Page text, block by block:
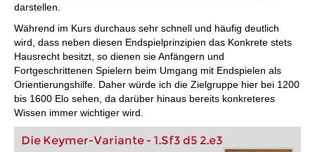
darstellen.
Während im Kurs durchaus sehr schnell und häufig deutlich
wird, dass neben diesen Endspielprinzipien das Konkrete stets
Hausrecht besitzt, so dienen sie Anfängern und
Fortgeschrittenen Spielern beim Umgang mit Endspielen als
Orientierungshilfe. Daher würde ich die Zielgruppe hier bei 1200
bis 1600 Elo sehen, da darüber hinaus bereits konkreteres
Wissen immer wichtiger wird.
Die Keymer-Variante - 1.Sf3 d5 2.e3